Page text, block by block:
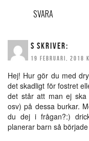
SVARA
S SKRIVER:
19 FEBRUARI, 2018
Hej! Hur gör du med
det skadligt för fostret
det står att man ej ska
osv) på dessa burkar.
du dej i frågan?:)
planerar barn så